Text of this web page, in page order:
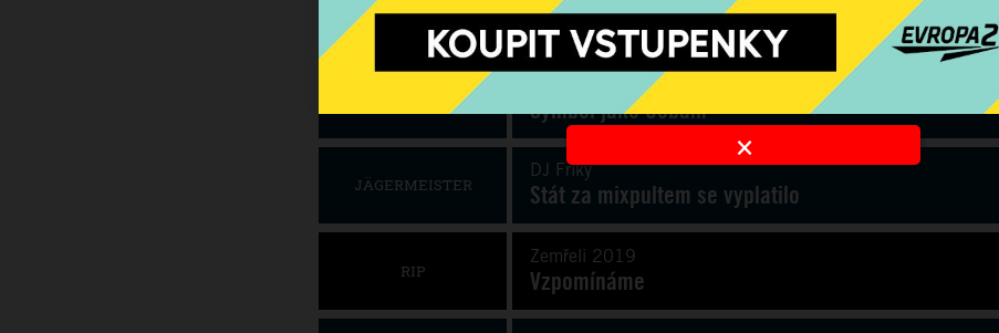
×
Symbol jako Cobain
JÄGERMEISTER
DJ Friky
Stát za mixpultem se vyplatilo
RIP
Zemřeli 2019
Vzpomínáme